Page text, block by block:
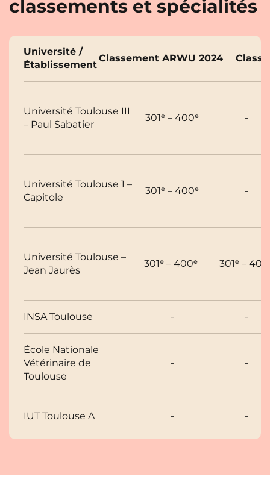
classements et spécialités
Université /
Établissement
Classement ARWU 2024
Université Toulouse III
– Paul Sabatier
301ᵉ – 400ᵉ -
Université Toulouse 1 –
Capitole
301ᵉ – 400ᵉ -
Université Toulouse –
Jean Jaurès
301ᵉ – 400ᵉ 301ᵉ –
INSA Toulouse - -
École Nationale
Vétérinaire de
Toulouse
- -
IUT Toulouse A - -